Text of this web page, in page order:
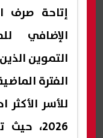
إتاحة صرف
الإضافي
التموين
الفترة
للأسر
2026،